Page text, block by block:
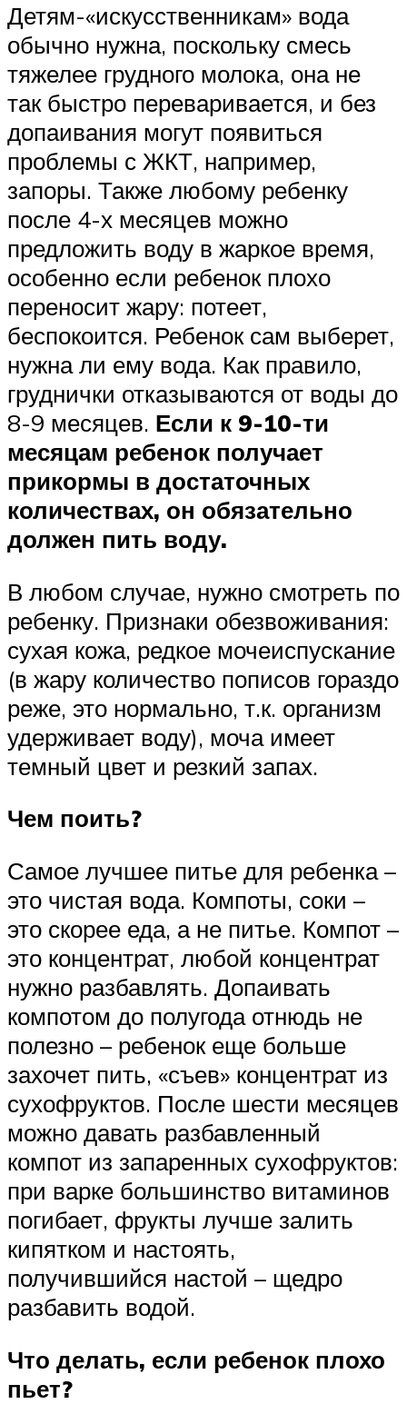
Детям-«искусственникам» вода
обычно нужна, поскольку смесь
тяжелее грудного молока, она не
так быстро переваривается, и без
допаивания могут появиться
проблемы с ЖКТ, например,
запоры. Также любому ребенку
после 4-х месяцев можно
предложить воду в жаркое время,
особенно если ребенок плохо
переносит жару: потеет,
беспокоится. Ребенок сам выберет,
нужна ли ему вода. Как правило,
груднички отказываются от воды до
8-9 месяцев. Если к 9-10-ти
месяцам ребенок получает
прикормы в достаточных
количествах, он обязательно
должен пить воду.
В любом случае, нужно смотреть по
ребенку. Признаки обезвоживания:
сухая кожа, редкое мочеиспускание
(в жару количество пописов гораздо
реже, это нормально, т.к. организм
удерживает воду), моча имеет
темный цвет и резкий запах.
Чем поить?
Самое лучшее питье для ребенка –
это чистая вода. Компоты, соки –
это скорее еда, а не питье. Компот –
это концентрат, любой концентрат
нужно разбавлять. Допаивать
компотом до полугода отнюдь не
полезно – ребенок еще больше
захочет пить, «съев» концентрат из
сухофруктов. После шести месяцев
можно давать разбавленный
компот из запаренных сухофруктов:
при варке большинство витаминов
погибает, фрукты лучше залить
кипятком и настоять,
получившийся настой – щедро
разбавить водой.
Что делать, если ребенок плохо
пьет?